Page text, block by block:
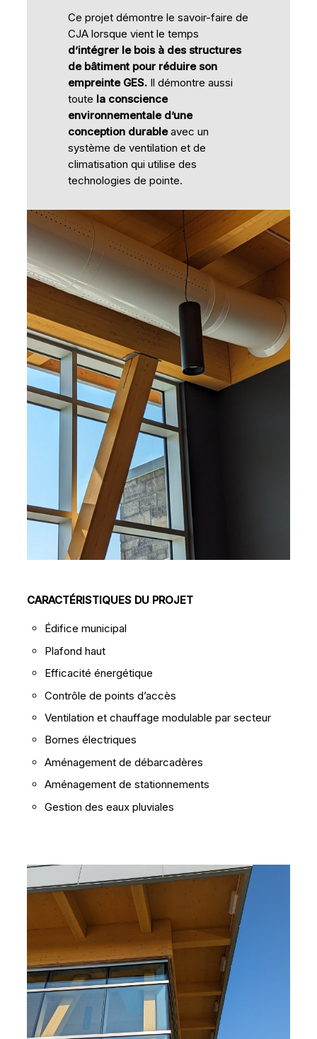
Ce projet démontre le savoir-faire de
CJA lorsque vient le temps
d’intégrer le bois à des structures
de bâtiment pour réduire son
empreinte GES.Il démontre aussi
toute la conscience
environnementale d’une
conception durableavec un
système de ventilation et de
climatisation qui utilise des
technologies de pointe.
CARACTÉRISTIQUES DU PROJET
Édifice municipal
Plafond haut
Efficacité énergétique
Contrôle de points d’accès
Ventilation et chauffage modulable par secteur
Bornes électriques
Aménagement de débarcadères
Aménagement de stationnements
Gestion des eaux pluviales